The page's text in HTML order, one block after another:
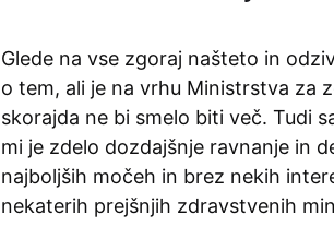
Glede na vse zgoraj našteto in
o tem, ali je na vrhu Ministrstva za
skorajda ne bi smelo biti več. Tudi
mi je zdelo dozdajšnje ravnanje in
najboljših močeh in brez nekih
nekaterih prejšnjih zdravstvenih